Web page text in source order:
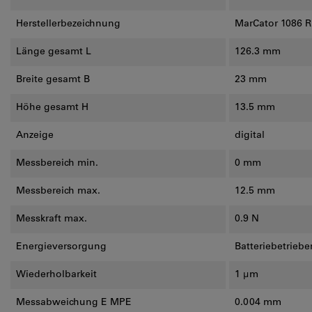
Herstellerbezeichnung MarCator 1086
Länge gesamt L 126.3 mm
Breite gesamt B 23 mm
Höhe gesamt H 13.5 mm
Anzeige digital
Messbereich min. 0 mm
Messbereich max. 12.5 mm
Messkraft max. 0.9 N
Energieversorgung
Wiederholbarkeit 1 µm
Messabweichung E MPE 0.004 mm